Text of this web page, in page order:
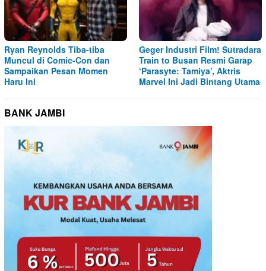
Ryan Reynolds Tiba-tiba
Muncul di Comic-Con dan
Sampaikan Pesan Momen
Haru Ini
Geger Industri Film! Sutradara
Train to Busan Resmi Garap
‘Parasyte: Tamiya’, Aktris
Marvel Ini Jadi Bintang Utama
BANK JAMBI